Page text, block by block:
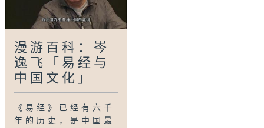
漫游百科：岑
逸飞「易经与
中国文化」
《易经》已经有六千
年的历史，是中国最